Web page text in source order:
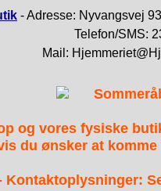
- Adresse: Nyvangsvej
Telefon/SMS:
Mail:
og vores fysiske
du ønsker at
Kontaktoplysninger: